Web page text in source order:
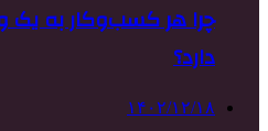
چرا هر کسب‌وکار به یک
دارد؟
۱۴۰۲/۱۲/۱۸